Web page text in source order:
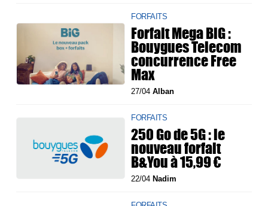
FORFAITS
Forfait Mega BiG :
Bouygues Telecom
concurrence Free
Max
27/04Alban
FORFAITS
250 Go de 5G : le
nouveau forfait
B&You à 15,99 €
22/04 Nadim